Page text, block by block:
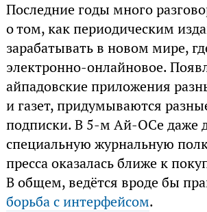
Последние годы много
о том, как периодическим
зарабатывать в новом мире,
электронно-онлайновое.
айпадовские приложения
и газет, придумываются
подписки. В 5-м Ай-ОСе даже
специальную журнальную
пресса оказалась ближе к
В общем, ведётся вроде бы
борьба с интерфейсом.